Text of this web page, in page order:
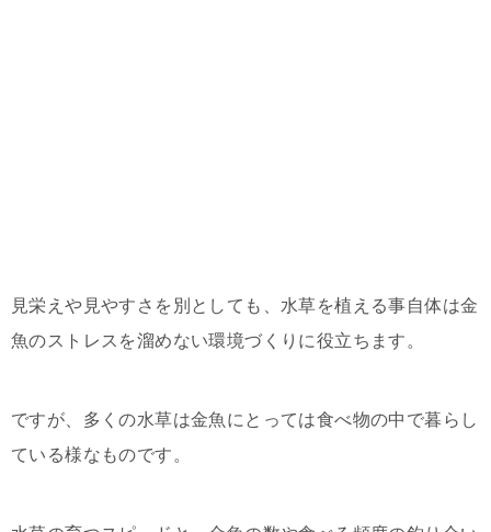
見栄えや見やすさを別としても、水草を植える事自体は金
魚のストレスを溜めない環境づくりに役立ちます。
ですが、多くの水草は金魚にとっては食べ物の中で暮らし
ている様なものです。